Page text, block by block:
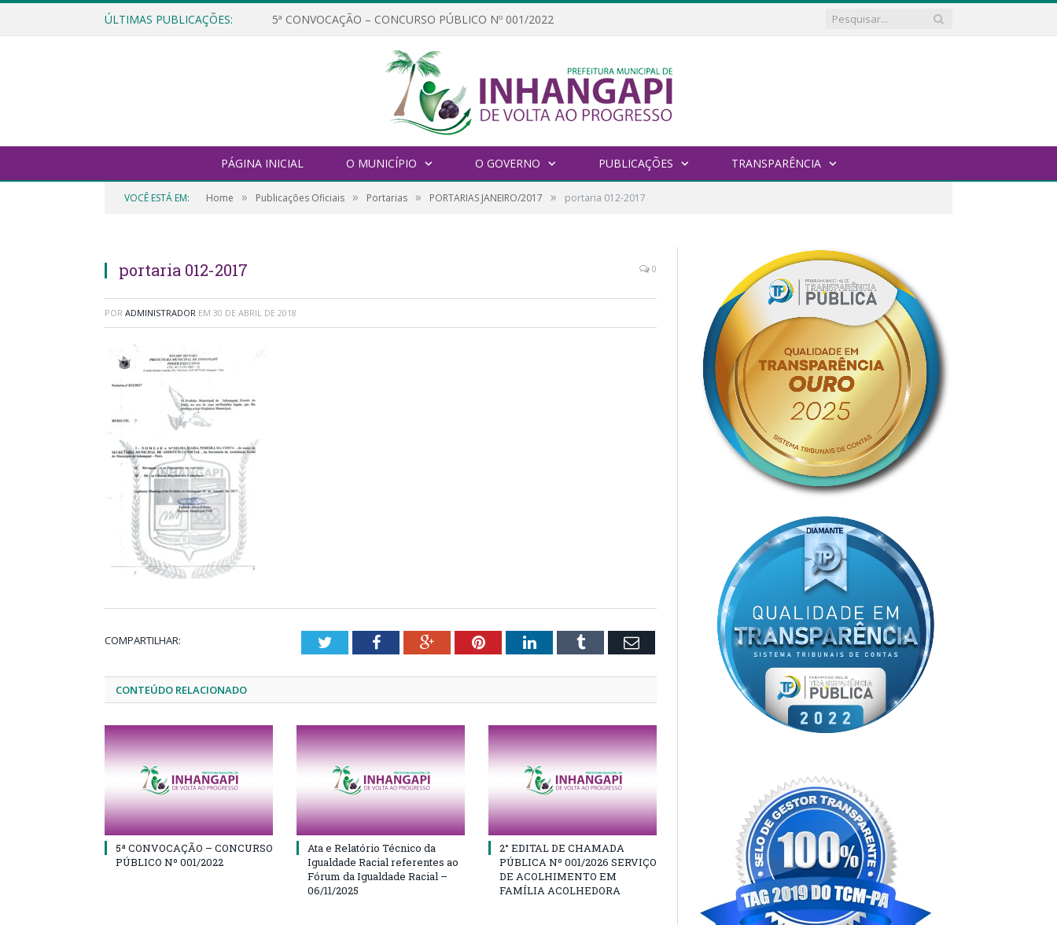
ÚLTIMAS PUBLICAÇÕES: 5ª CONVOCAÇÃO – CONCURSO PÚBLICO Nº 001/2022
PÁGINA INICIAL O MUNICÍPIO O GOVERNO PUBLICAÇÕES TRANSPARÊNCIA
VOCÊ ESTÁ EM: Home » Publicações Oficiais » Portarias » PORTARIAS JANEIRO/2017 » portaria 012-2017
portaria 012-2017 0
POR ADMINISTRADOR EM 30 DE ABRIL DE 2018
COMPARTILHAR: TwitterFacebookGoogle+PinterestLinkedInTumblr Email
CONTEÚDO RELACIONADO
5ª CONVOCAÇÃO – CONCURSO
PÚBLICO Nº 001/2022
Ata e Relatório Técnico da
Igualdade Racial referentes ao
Fórum da Igualdade Racial –
06/11/2025
2° EDITAL DE CHAMADA
PÚBLICA Nº 001/2026 SERVIÇO
DE ACOLHIMENTO EM
FAMÍLIA ACOLHEDORA